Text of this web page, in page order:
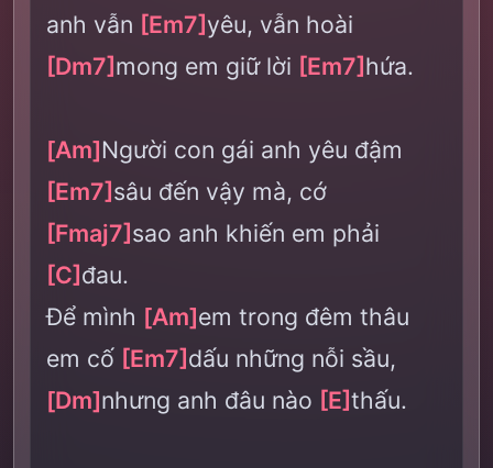
anh vẫn [Em7]yêu, vẫn hoài
[Dm7]mong em giữ lời [Em7]hứa.
[Am]Người con gái anh yêu đậm
[Em7]sâu đến vậy mà, cớ
[Fmaj7]sao anh khiến em phải
[C]đau.
Để mình [Am]em trong đêm thâu
em cố [Em7]dấu những nỗi sầu,
[Dm]nhưng anh đâu nào [E]thấu.